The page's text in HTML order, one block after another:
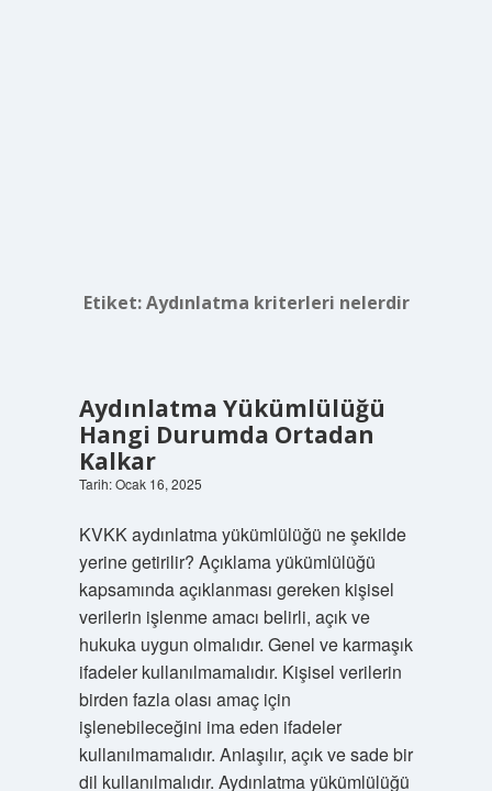
Etiket:Aydınlatma kriterleri nelerdir
Aydınlatma Yükümlülüğü
Hangi Durumda Ortadan
Kalkar
Tarih: Ocak 16, 2025
KVKK aydınlatma yükümlülüğü ne şekilde
yerine getirilir? Açıklama yükümlülüğü
kapsamında açıklanması gereken kişisel
verilerin işlenme amacı belirli, açık ve
hukuka uygun olmalıdır. Genel ve karmaşık
ifadeler kullanılmamalıdır. Kişisel verilerin
birden fazla olası amaç için
işlenebileceğini ima eden ifadeler
kullanılmamalıdır. Anlaşılır, açık ve sade bir
dil kullanılmalıdır. Aydınlatma yükümlülüğü